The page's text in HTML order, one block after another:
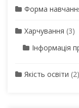
Форма
Харчування (3)
Інформація
Якість освіти (2)